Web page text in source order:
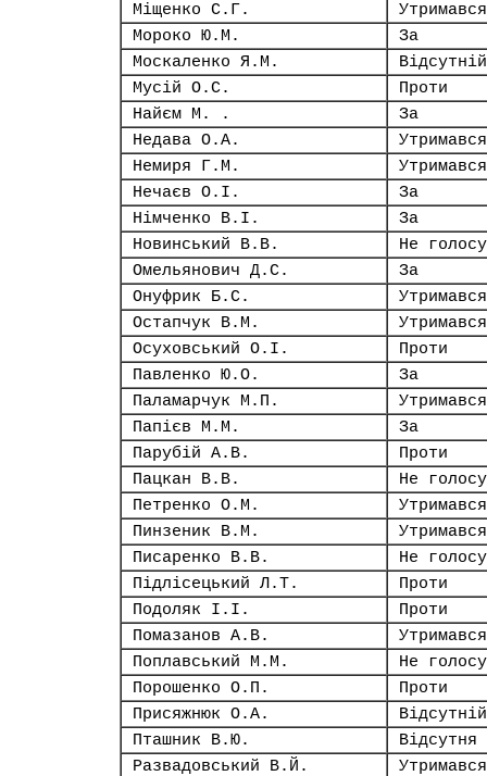
Міщенко С.Г.
Утримався
Мороко Ю.М.
За
Москаленко Я.М.
Відсутній
Мусій О.С.
Проти
Найєм М. .
За
Недава О.А.
Утримався
Немиря Г.М.
Утримався
Нечаєв О.І.
За
Німченко В.І.
За
Новинський В.В.
Не
Омельянович Д.С.
За
Онуфрик Б.С.
Утримався
Остапчук В.М.
Утримався
Осуховський О.І.
Проти
Павленко Ю.О.
За
Паламарчук М.П.
Утримався
Папієв М.М.
За
Парубій А.В.
Проти
Пацкан В.В.
Не
Петренко О.М.
Утримався
Пинзеник В.М.
Утримався
Писаренко В.В.
Не
Підлісецький Л.Т.
Проти
Подоляк І.І.
Проти
Помазанов А.В.
Утримався
Поплавський М.М.
Не
Порошенко О.П.
Проти
Присяжнюк О.А.
Відсутній
Пташник В.Ю.
Відсутня
Развадовський В.Й.
Утримався